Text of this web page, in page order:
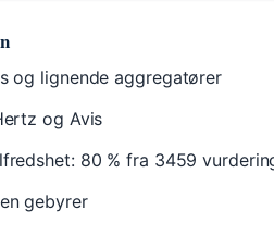
og lignende aggregatører
og Avis
80 % fra 3459
gebyrer